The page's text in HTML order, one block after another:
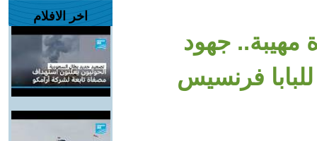
مهيبة.. جهود
فرنسيس
اخر الافلام